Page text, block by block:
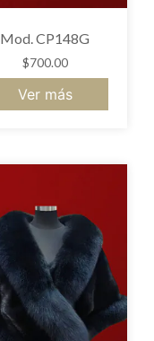
Mod. CP148G
$700.00
Ver más